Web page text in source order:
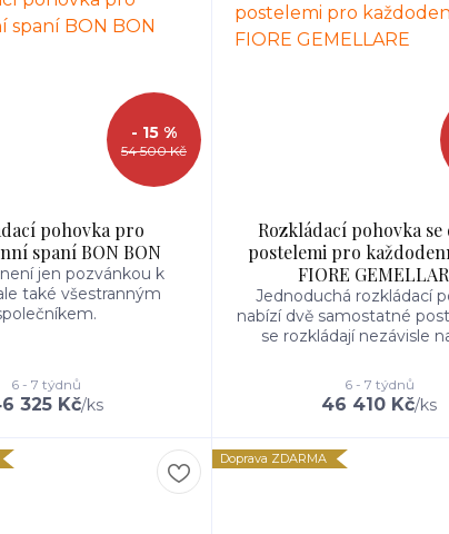
54 500 Kč
- 15 %
pohovka pro
spaní BON BON
jen pozvánkou k
také všestranným
325 Kč/ks
6 - 7 týdnů
Rozkládací pohovka se
postelemi pro
FIORE
Jednoduchá rozkládací
nabízí dvě samostatné
se rozkládají nezávisle
46 410 Kč/ks
6 - 7 týdnů
Doprava ZDARMA